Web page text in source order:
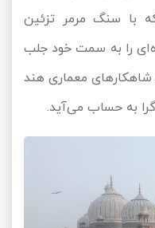
با سنگ مرمر تزئین
را به سمت خود جلب
معماری هند
به حساب می‌آید.